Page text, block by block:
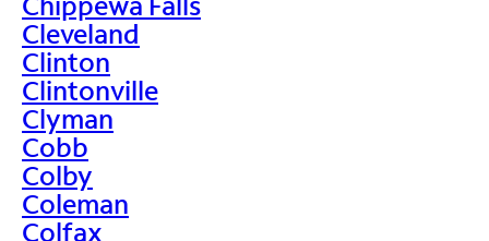
Cleveland
Clinton
Clintonville
Clyman
Cobb
Colby
Coleman
Colfax